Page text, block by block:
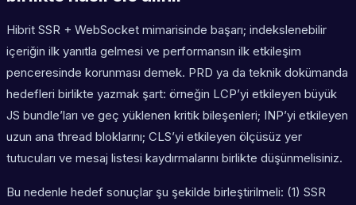
Hibrit SSR + WebSocket mimarisinde başarı; indekslenebilir
içeriğin ilk yanıtla gelmesi ve performansın ilk etkileşim
penceresinde korunması demek. PRD ya da teknik dokümanda
hedefleri birlikte yazmak şart: örneğin LCP’yi etkileyen büyük
JS bundle’ları ve geç yüklenen kritik bileşenleri; INP’yi etkileyen
uzun ana thread bloklarını; CLS’yi etkileyen ölçüsüz yer
tutucuları ve mesaj listesi kaydırmalarını birlikte düşünmelisiniz.
Bu nedenle hedef sonuçlar şu şekilde birleştirilmeli: (1) SSR